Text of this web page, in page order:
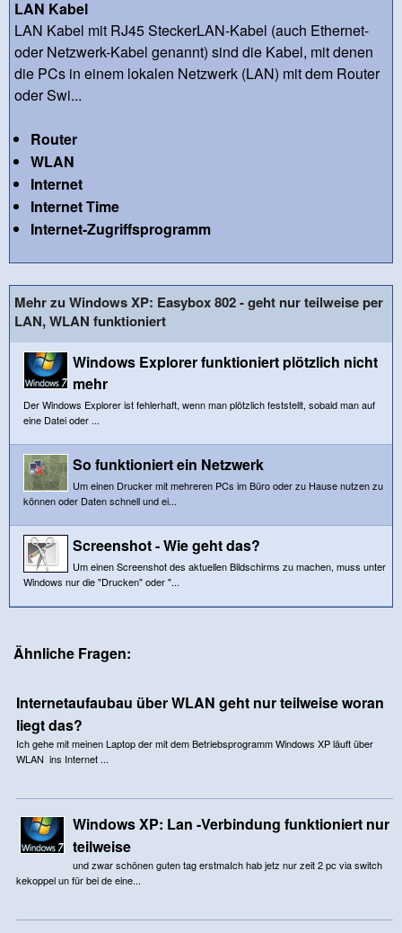
LAN Kabel
LAN Kabel mit RJ45 SteckerLAN-Kabel (auch Ethernet-
oder Netzwerk-Kabel genannt) sind die Kabel, mit denen
die PCs in einem lokalen Netzwerk (LAN) mit dem Router
oder Swi...
Router
WLAN
Internet
Internet Time
Internet-Zugriffsprogramm
Mehr zu Windows XP: Easybox 802 - geht nur teilweise per
LAN, WLAN funktioniert
Windows Explorer funktioniert plötzlich nicht
mehr
Der Windows Explorer ist fehlerhaft, wenn man plötzlich feststellt, sobald man auf
eine Datei oder ...
So funktioniert ein Netzwerk
Um einen Drucker mit mehreren PCs im Büro oder zu Hause nutzen zu
können oder Daten schnell und ei...
Screenshot - Wie geht das?
Um einen Screenshot des aktuellen Bildschirms zu machen, muss unter
Windows nur die "Drucken" oder "...
Ähnliche Fragen:
Internetaufaubau über WLAN geht nur teilweise woran
liegt das?
Ich gehe mit meinen Laptop der mit dem Betriebsprogramm Windows XP läuft über
WLAN ins Internet ...
Windows XP: Lan -Verbindung funktioniert nur
teilweise
und zwar schönen guten tag erstmaIch hab jetz nur zeit 2 pc via switch
kekoppel un für bei de eine...